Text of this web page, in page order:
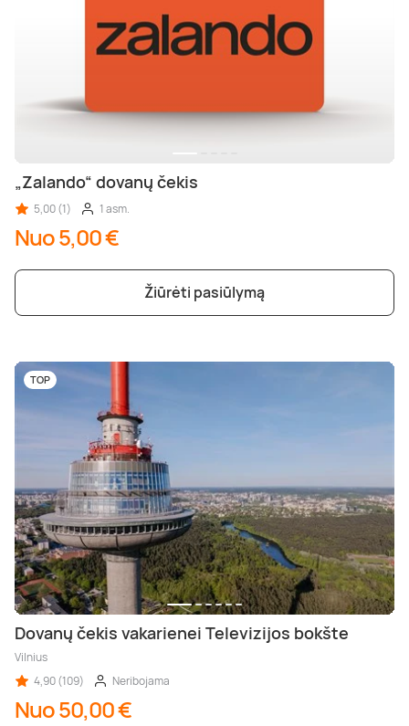
„Zalando“ dovanų čekis
5,00 (1) 1 asm.
Nuo 5,00 €
Žiūrėti pasiūlymą
TOP
Dovanų čekis vakarienei Televizijos bokšte
Vilnius
4,90 (109)
Neribojama
Nuo 50,00 €